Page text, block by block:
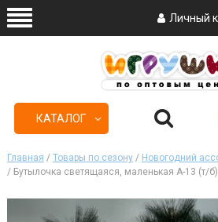
Личный
КАТАЛОГ
Главная / Товары по сезону/ Новогодний
/ Бутылочка светящаяся, маленькая А-13 (т/б)